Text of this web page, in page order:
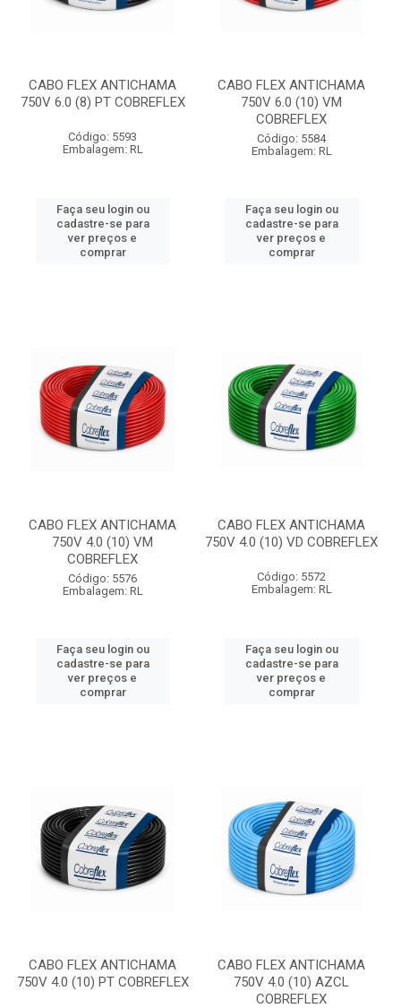
CABO FLEX ANTICHAMA
750V 6.0 (8) PT COBREFLEX
Código: 5593
Embalagem: RL
Faça seu login ou
cadastre-se para
ver preços e
comprar
CABO FLEX ANTICHAMA
750V 6.0 (10) VM
COBREFLEX
Código: 5584
Embalagem: RL
Faça seu login ou
cadastre-se para
ver preços e
comprar
CABO FLEX ANTICHAMA
750V 4.0 (10) VM
COBREFLEX
Código: 5576
Embalagem: RL
Faça seu login ou
cadastre-se para
ver preços e
comprar
CABO FLEX ANTICHAMA
750V 4.0 (10) VD COBREFLEX
Código: 5572
Embalagem: RL
Faça seu login ou
cadastre-se para
ver preços e
comprar
CABO FLEX ANTICHAMA
750V 4.0 (10) PT COBREFLEX
CABO FLEX ANTICHAMA
750V 4.0 (10) AZCL
COBREFLEX